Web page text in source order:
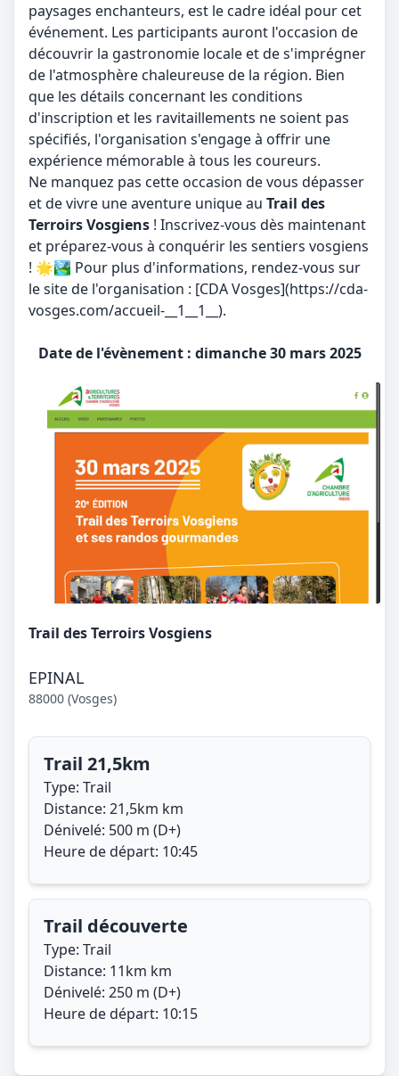
paysages enchanteurs, est le cadre idéal pour cet
événement. Les participants auront l'occasion de
découvrir la gastronomie locale et de s'imprégner
de l'atmosphère chaleureuse de la région. Bien
que les détails concernant les conditions
d'inscription et les ravitaillements ne soient pas
spécifiés, l'organisation s'engage à offrir une
expérience mémorable à tous les coureurs.
Ne manquez pas cette occasion de vous dépasser
et de vivre une aventure unique au Trail des
Terroirs Vosgiens ! Inscrivez-vous dès maintenant
et préparez-vous à conquérir les sentiers vosgiens
! 🌟🏞️ Pour plus d'informations, rendez-vous sur
le site de l'organisation : [CDA Vosges](https://cda-
vosges.com/accueil-__1__1__).
Date de l'évènement : dimanche 30 mars 2025
Trail des Terroirs Vosgiens
EPINAL
88000 (Vosges)
Trail 21,5km
Type: Trail
Distance: 21,5km km
Dénivelé: 500 m (D+)
Heure de départ: 10:45
Trail découverte
Type: Trail
Distance: 11km km
Dénivelé: 250 m (D+)
Heure de départ: 10:15